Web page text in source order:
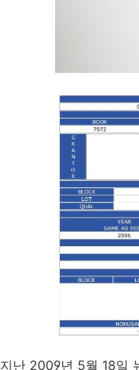
지난 2009년 5월 18일